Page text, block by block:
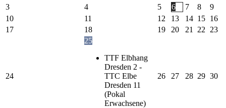
3
4 5 6 7 8
9
10
11 12 13 14 15 16
17
18 19 20 21 22 23
24
25
TTF Elbhang
Dresden 2 -
TTC Elbe
Dresden 11
(Pokal
Erwachsene)
26 27 28 29 30